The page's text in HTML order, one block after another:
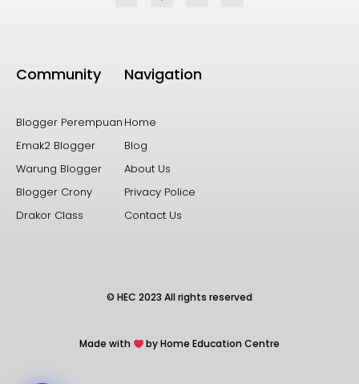
Community
Blogger Perempuan
Emak2 Blogger
Warung Blogger
Blogger Crony
Drakor Class
Navigation
Home
Blog
About Us
Privacy Police
Contact Us
© HEC 2023 All rights reserved
Made with by Home Education Centre